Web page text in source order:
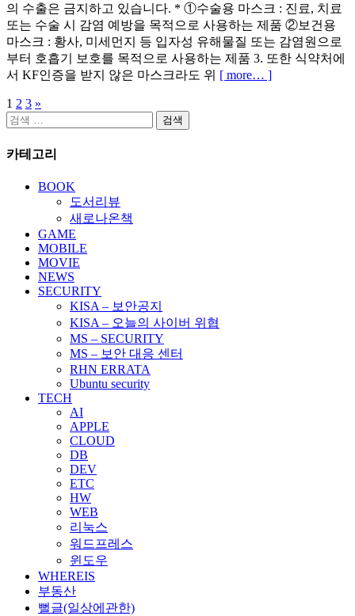
의 수출은 금지하고 있습니다. * ①수술용 마스크 : 진료, 치료
또는 수술 시 감염 예방을 목적으로 사용하는 제품 ②보건용
마스크 : 황사, 미세먼지 등 입자성 유해물질 또는 감염원으로
부터 호흡기 보호를 목적으로 사용하는 제품 3. 또한 식약처에
서 KF인증을 받지 않은 마스크라도 위 [ more… ]
글
페
이
1 2 3 »
검
카테고리
BOOK
도서리뷰
새로나온책
GAME
MOBILE
MOVIE
NEWS
SECURITY
KISA – 보안공지
KISA – 오늘의 사이버 위협
MS – SECURITY
MS – 보안 대응 센터
RHN ERRATA
Ubuntu security
TECH
AI
APPLE
CLOUD
DB
DEV
ETC
HW
WEB
리눅스
워드프레스
윈도우
WHEREIS
부동산
뻘글(일상에관한)